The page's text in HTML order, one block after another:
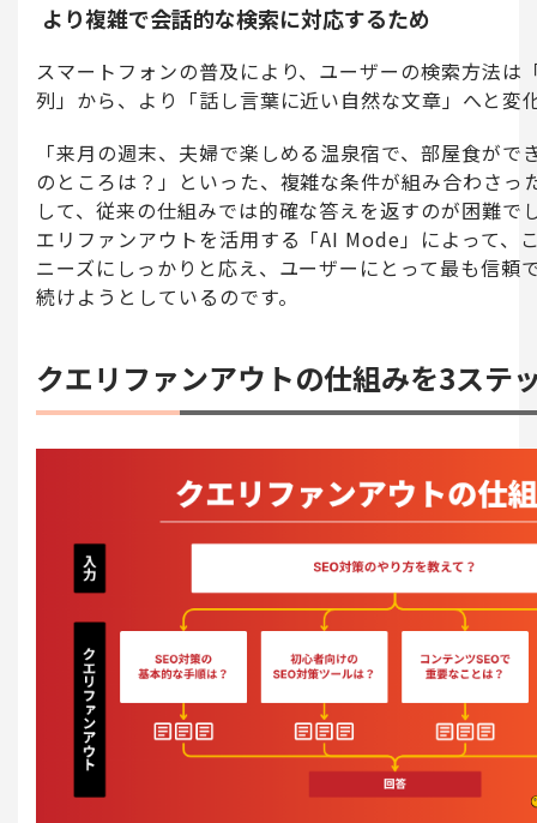
より複雑で会話的な検索に対応するため
スマートフォンの普及により、ユーザーの検索方法は
列」から、より「話し言葉に近い自然な文章」へと変
「来月の週末、夫婦で楽しめる温泉宿で、部屋食がで
のところは？」といった、複雑な条件が組み合わさっ
して、従来の仕組みでは的確な答えを返すのが困難
エリファンアウトを活用する「AI Mode」によって、
ニーズにしっかりと応え、ユーザーにとって最も信頼
続けようとしているのです。
クエリファンアウトの仕組みを3ステ